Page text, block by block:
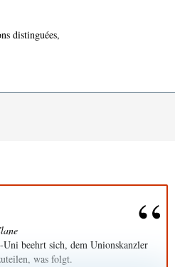
distinguées,
beehrt sich, dem Unionskanzler
was folgt.